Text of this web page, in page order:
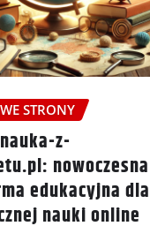
STRONY
z-
nowoczesna
edukacyjna dla
nauki online